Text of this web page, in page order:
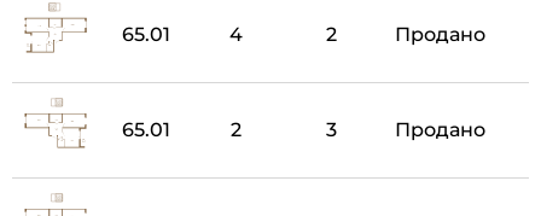
65.01 4 2 Продано
65.01 2 3 Продано